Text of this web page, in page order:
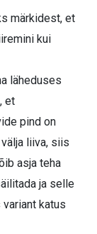
märkidest, et
kui
läheduses
et
pind on
liiva, siis
asja teha
ja selle
katus